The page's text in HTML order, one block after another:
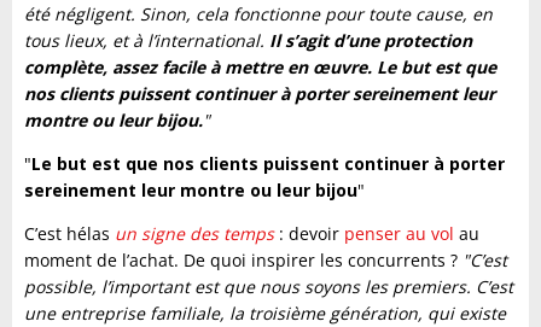
été négligent. Sinon, cela fonctionne pour toute cause, en
tous lieux, et à l’international. Il s’agit d’une protection
complète, assez facile à mettre en œuvre. Le but est que
nos clients puissent continuer à porter sereinement leur
montre ou leur bijou."
"Le but est que nos clients puissent continuer à porter
sereinement leur montre ou leur bijou"
C’est hélas un signe des temps: devoir penser au vol au
moment de l’achat. De quoi inspirer les concurrents ? "C’est
possible, l’important est que nous soyons les premiers. C’est
une entreprise familiale, la troisième génération, qui existe